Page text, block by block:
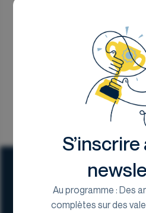
Au programme : Des
complètes sur des